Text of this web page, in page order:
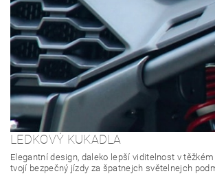
LEDKOVÝ KUKADLA
Elegantní design, daleko lepší viditelnost v
tvojí bezpečný jízdy za špatnejch světelnejch